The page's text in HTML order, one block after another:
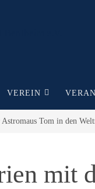
VEREIN
Tom in den
mit